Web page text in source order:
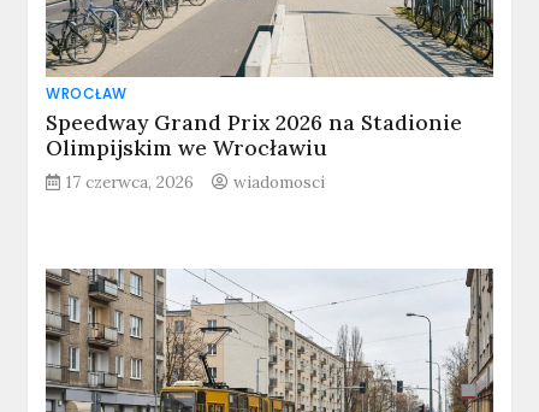
WROCŁAW
Speedway Grand Prix 2026 na Stadionie
Olimpijskim we Wrocławiu
17 czerwca, 2026 wiadomosci